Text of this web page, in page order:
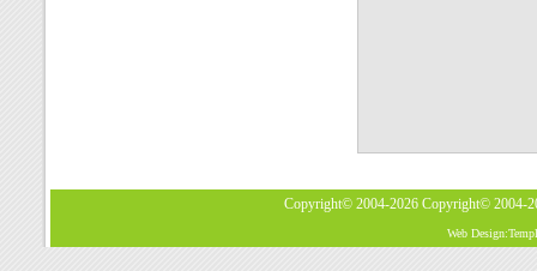
Copyright© 2004-2026 Copyright© 2004-
Web